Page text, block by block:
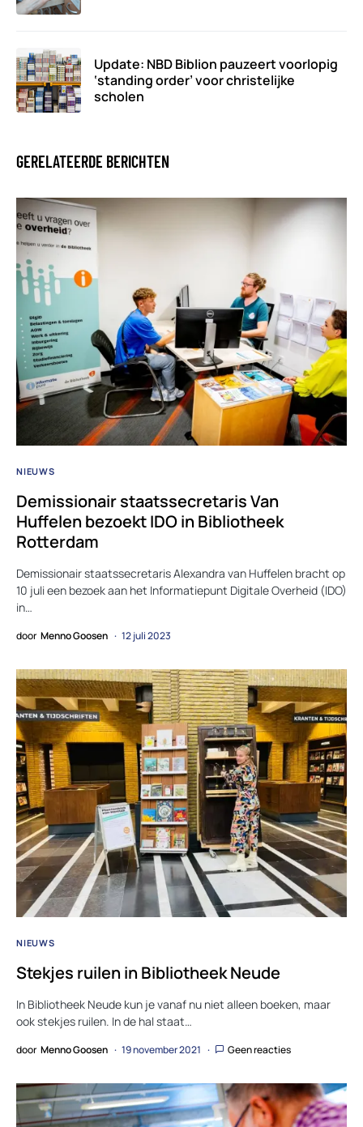
Update: NBD Biblion pauzeert voorlopig
‘standing order’ voor christelijke
scholen
GERELATEERDE BERICHTEN
NIEUWS
Demissionair staatssecretaris Van
Huffelen bezoekt IDO in Bibliotheek
Rotterdam
Demissionair staatssecretaris Alexandra van Huffelen bracht op
10 juli een bezoek aan het Informatiepunt Digitale Overheid (IDO)
in…
door Menno Goosen 12 juli 2023
NIEUWS
Stekjes ruilen in Bibliotheek Neude
In Bibliotheek Neude kun je vanaf nu niet alleen boeken, maar
ook stekjes ruilen. In de hal staat…
door Menno Goosen 19 november 2021 Geen reacties